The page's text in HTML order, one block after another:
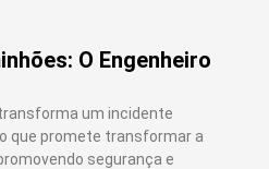
O Engenheiro
um incidente
que promete transformar a
segurança e